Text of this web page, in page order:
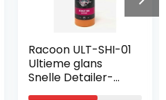
Racoon ULT-SHI-01
Ultieme glans
Snelle Detailer-
500ml, 500ml